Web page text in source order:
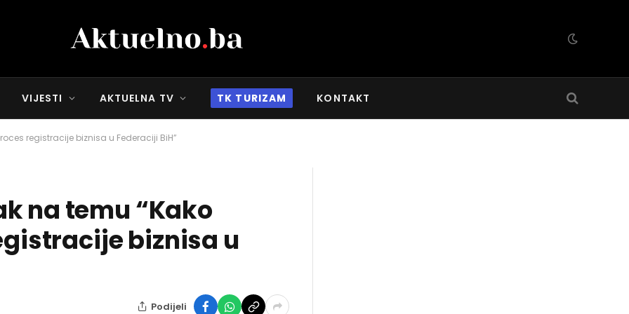
VIJESTI AKTUELNA TV TK TURIZAM KONTAKT
registracije biznisa u Federaciji BiH”
na temu “Kako
biznisa u
Podijeli